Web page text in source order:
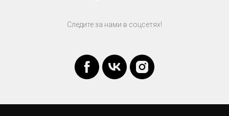
Следите за нами в соцсетях!